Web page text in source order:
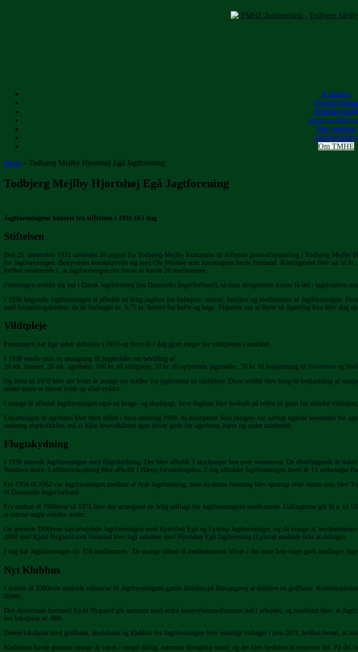
Kalender
Flugtskydning
Bliv medlem
Jagtformidling
Om TMHE
Hjem » Todbjerg Mejlby Hjortshøj Egå Jagtforening
Todbjerg Mejlby Hjortshøj Egå Jagtforening
Jagtforeningens historie fra stiftelsen i 1931 til i dag
Stiftelsen
Den 25. september 1931 samledes 10 jægere fra Todbjerg-Mejlby Kommune til stiftende generalforsamling i Todbjerg Mejlby
for Jagtforeningen. Bestyrelsen konstituerede sig med Ole Winther som foreningens første formand. Kontingentet blev sat til
hvilket resulterede i, at Jagtforeningen det første år havde 26 medlemmer.
Foreningen meldte sig ind i Dansk Jagtforening (nu Danmarks Jægerforbund), så man derigennem kunne få del i jagtfondens
I 1936 begyndte Jagtforeningen at afholde en årlig jagtfest for lodsejere, venner, familier og medlemmer af Jagtfore­ningen.
med forsamlingshusene, da de forlangte kr. 5,75 pr. kuvert for kaffe og kage. Planer­ne om at flytte til Spørring Kro blev dog
Vildtpleje
Foreningen har lige siden stiftelsen i 1931 og frem til i dag gjort meget for vildtplejen i området.
I 1938 sendte man en ansøgning til jægerrådet om bevilling af:
20 stk. fasaner, 20 stk. agerhøns, 100 kr. til vildtpleje, 50 kr. til oplysende jagtmøder, 70 kr. til beplantning til fosfor­mos og
Og frem til 1970 blev der hvert år ansøgt om midler fra jagtfonden til vildtpleje. Disse midler blev brug til beplantning af
steder enten er blevet fyldt op eller ryddet.
I mange år afholdt Jagtforeningen også en krage- og skadejagt, hvor fuglene blev beskudt på reden til gavn for mindre
Udsætningen af agerhøns blev først stillet i bero omkring 1990, da biotoperne ikke længere var særligt egnede leve­steder for
omkring markvildtlav, må vi håbe levevilkårene igen bliver gode for agerhøns, harer og andet markvildt.
Flugtskydning
I 1939 startede Jagtforeningen med flugtskydning. Der blev afholdt 3 skydninger hen over sommeren. De efterføl­gende år
Winthers mark. Luftbøsseskydning blev afholdt i Hårup forsamlingshus. I dag afholder Jagtforeningen hvert år 13 velbesøgte
Fra 1958 til 1962 var Jagtforeningen medlem af Jysk Jagtforening, men da denne forening blev sprængt efter intern uro, blev
til Danmarks Jægerforbund.
Fra midten af 1960erne til 1975 blev der arrangeret en årlig udflugt for Jagtforeningens medlemmer. Udflugterne gik bl.a. til
at nævne nogle enkelte steder.
Op gennem 1990erne samarbejdede Jagtforeningen med Hjortshøj Egå og Lystrup Jagtforeninger, og da mange af
2000 med Kjeld Nygaard som formand blev lagt sammen med Hjortshøj Egå Jagtforening (Lystrup ønskede ikke at deltage).
I dag har Jagtforeningen ca. 150 medlemmer. De mange tilbud til medlemmerne bliver i det store hele taget godt modtaget,
Nyt Klubhus
I starten af 1990erne ønskede naboerne til Jagtforeningens gamle klubhus på Risvangsvej at etablere en golfbane.
flyttet.
Den daværende formand Kjeld Nygaard gik sammen med andre bestyrelsesmedlemmer ind i arbejdet, og resultatet blev, at
nes lokalplan nr. 880.
Denne lokalplan med golfbane, skydebane og klubhus for Jagtforeningen blev endeligt vedtaget i juni 2011, hvilket betød, at
Klubhuset havde gennem mange år været i meget dårlig, nærmest ubrugelig stand, og det blev besluttet at renovere det. På